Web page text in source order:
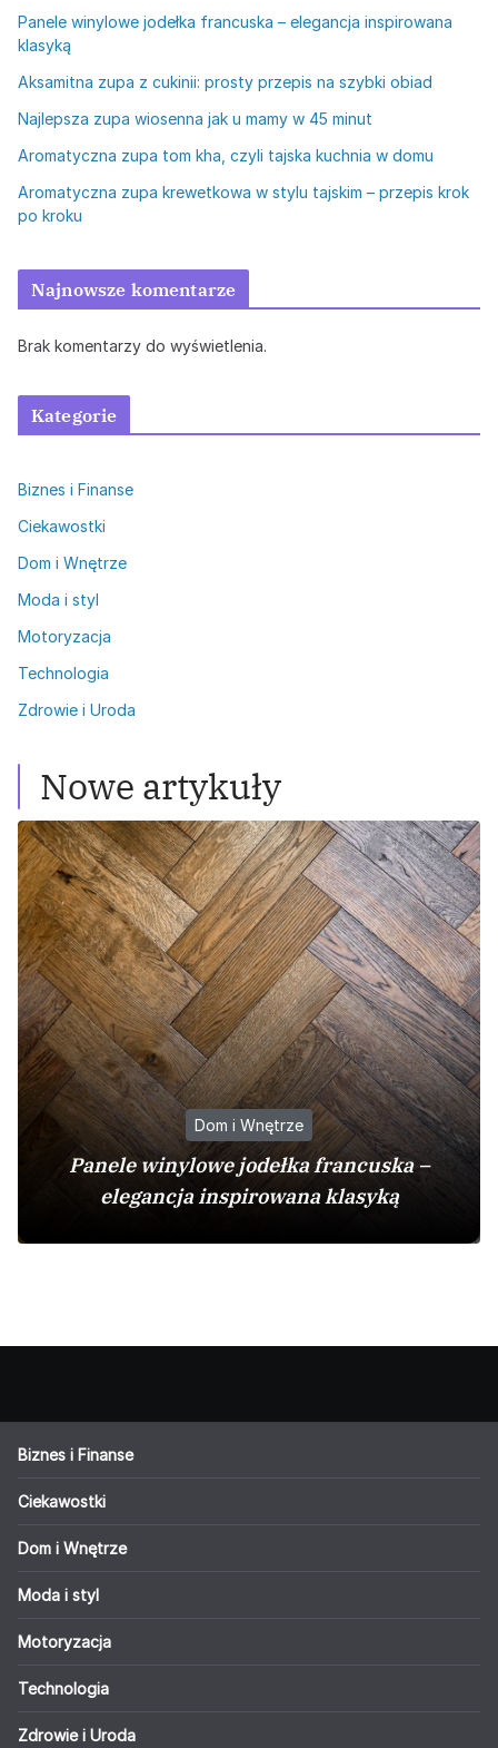
Panele winylowe jodełka francuska – elegancja inspirowana
klasyką
Aksamitna zupa z cukinii: prosty przepis na szybki obiad
Najlepsza zupa wiosenna jak u mamy w 45 minut
Aromatyczna zupa tom kha, czyli tajska kuchnia w domu
Aromatyczna zupa krewetkowa w stylu tajskim – przepis krok
po kroku
Najnowsze komentarze
Brak komentarzy do wyświetlenia.
Kategorie
Biznes i Finanse
Ciekawostki
Dom i Wnętrze
Moda i styl
Motoryzacja
Technologia
Zdrowie i Uroda
Nowe artykuły
Dom i Wnętrze
Panele winylowe jodełka francuska –
elegancja inspirowana klasyką
Biznes i Finanse
Ciekawostki
Dom i Wnętrze
Moda i styl
Motoryzacja
Technologia
Zdrowie i Uroda